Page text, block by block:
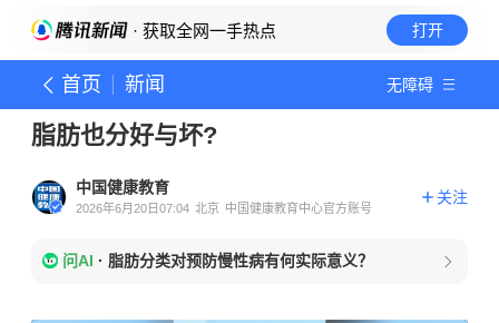
· 获取全网一手热点 打开
首页 新闻 无障碍
脂肪也分好与坏?
中国健康教育
2026年6月20日07:04 北京 中国健康教育中心官方账号
关注
问AI · 脂肪分类对预防慢性病有何实际意义？